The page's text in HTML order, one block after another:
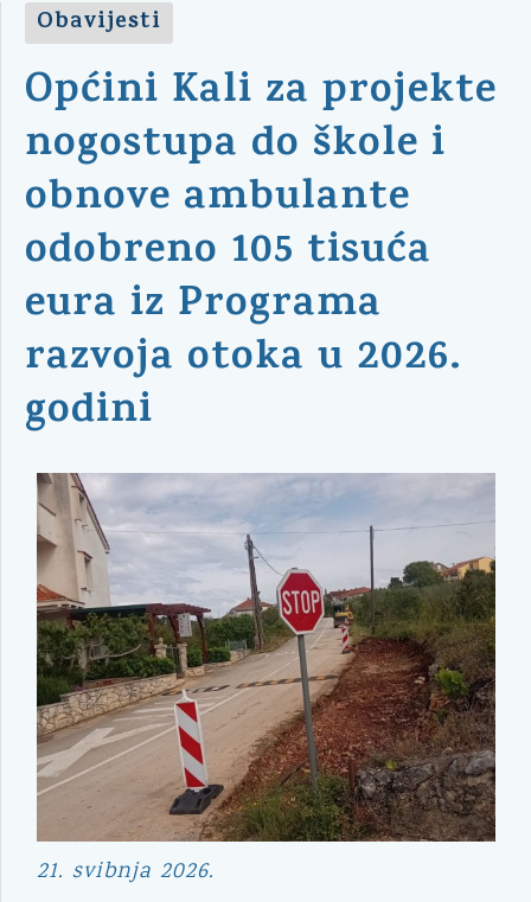
Obavijesti
Općini Kali za projekte
nogostupa do škole i
obnove ambulante
odobreno 105 tisuća
eura iz Programa
razvoja otoka u 2026.
godini
21. svibnja 2026.